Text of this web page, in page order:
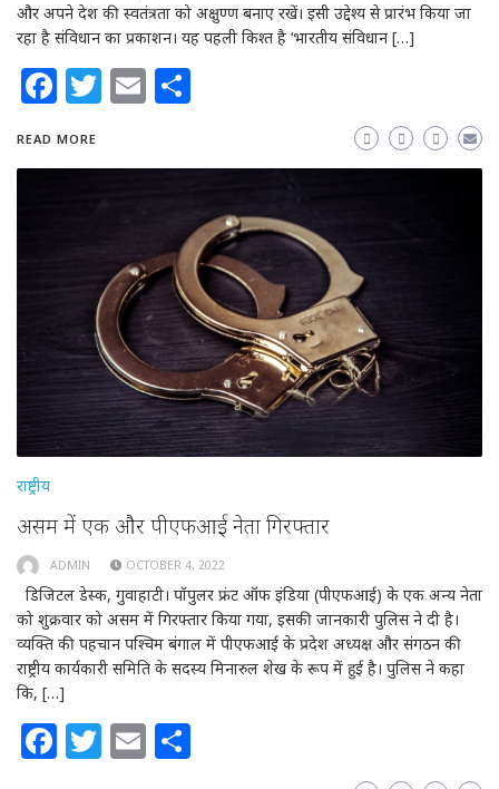
और अपने देश की स्वतंत्रता को अक्षुण्ण बनाए रखें। इसी उद्देश्य से प्रारंभ किया जा
रहा है संविधान का प्रकाशन। यह पहली किश्त है ‘भारतीय संविधान […]
Facebook
Twitter
Email
READ MORE
राष्ट्रीय
असम में एक और पीएफआई नेता गिरफ्तार
ADMIN OCTOBER 4, 2022
डिजिटल डेस्क, गुवाहाटी। पॉपुलर फ्रंट ऑफ इंडिया (पीएफआई) के एक अन्य नेता
को शुक्रवार को असम में गिरफ्तार किया गया, इसकी जानकारी पुलिस ने दी है।
व्यक्ति की पहचान पश्चिम बंगाल में पीएफआई के प्रदेश अध्यक्ष और संगठन की
राष्ट्रीय कार्यकारी समिति के सदस्य मिनारुल शेख के रूप में हुई है। पुलिस ने कहा
कि, […]
Facebook
Twitter
Email